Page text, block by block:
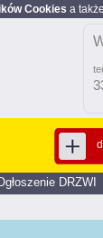
Cookies a także
DRZWI